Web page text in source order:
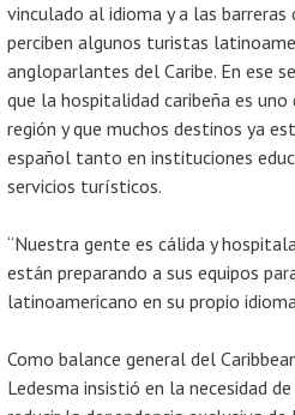
vinculado al idioma y a las
perciben algunos turistas
angloparlantes del Caribe. En ese
que la hospitalidad caribeña es
región y que muchos destinos ya
español tanto en instituciones
servicios turísticos.
“Nuestra gente es cálida y
están preparando a sus equipos
latinoamericano en su propio
Como balance general del
Ledesma insistió en la necesidad